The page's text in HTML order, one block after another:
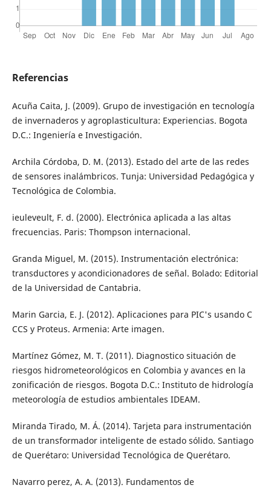
Referencias
Acuña Caita, J. (2009). Grupo de investigación en tecnología
de invernaderos y agroplasticultura: Experiencias. Bogota
D.C.: Ingeniería e Investigación.
Archila Córdoba, D. M. (2013). Estado del arte de las redes
de sensores inalámbricos. Tunja: Universidad Pedagógica y
Tecnológica de Colombia.
ieuleveult, F. d. (2000). Electrónica aplicada a las altas
frecuencias. Paris: Thompson internacional.
Granda Miguel, M. (2015). Instrumentación electrónica:
transductores y acondicionadores de señal. Bolado: Editorial
de la Universidad de Cantabria.
Marin Garcia, E. J. (2012). Aplicaciones para PIC's usando C
CCS y Proteus. Armenia: Arte imagen.
Martínez Gómez, M. T. (2011). Diagnostico situación de
riesgos hidrometeorológicos en Colombia y avances en la
zonificación de riesgos. Bogota D.C.: Instituto de hidrología
meteorología de estudios ambientales IDEAM.
Miranda Tirado, M. Á. (2014). Tarjeta para instrumentación
de un transformador inteligente de estado sólido. Santiago
de Querétaro: Universidad Tecnológica de Querétaro.
Navarro perez, A. A. (2013). Fundamentos de